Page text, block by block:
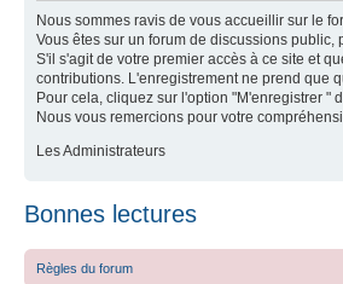
Nous sommes ravis de vous accueillir sur le
Vous êtes sur un forum de discussions
S'il s'agit de votre premier accès à ce site et
contributions. L'enregistrement ne prend que
Pour cela, cliquez sur l'option "M'enregistrer
Nous vous remercions pour votre
Les Administrateurs
Bonnes lectures
Règles du forum